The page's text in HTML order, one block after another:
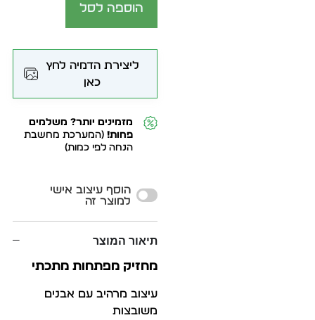
הוספה לסל
ליצירת הדמיה לחץ
כאן
מזמינים יותר? משלמים
פחות! (המערכת מחשבת
הנחה לפי כמות)
הוסף עיצוב אישי
למוצר זה
תיאור המוצר
מחזיק מפתחות מתכתי
עיצוב מרהיב עם אבנים
משובצות